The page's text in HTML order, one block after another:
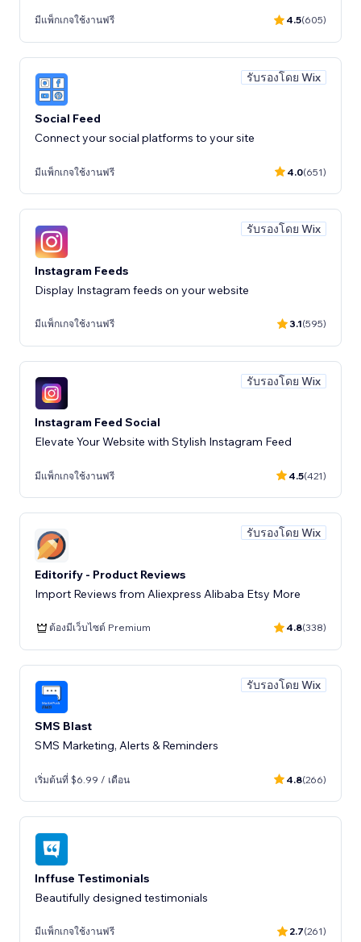
มีแพ็กเกจใช้งานฟรี 4.5(605)
รับรองโดย Wix
Social Feed
Connect your social platforms to your site
มีแพ็กเกจใช้งานฟรี 4.0(651)
รับรองโดย Wix
Instagram Feeds
Display Instagram feeds on your website
มีแพ็กเกจใช้งานฟรี 3.1(595)
รับรองโดย Wix
Instagram Feed Social
Elevate Your Website with Stylish Instagram Feed
มีแพ็กเกจใช้งานฟรี 4.5(421)
รับรองโดย Wix
Editorify ‑ Product Reviews
Import Reviews from Aliexpress Alibaba Etsy More
ต้องมีเว็บไซต์ Premium 4.8(338)
รับรองโดย Wix
SMS Blast
SMS Marketing, Alerts & Reminders
เริ่มต้นที่ $6.99 / เดือน 4.8(266)
Inffuse Testimonials
Beautifully designed testimonials
มีแพ็กเกจใช้งานฟรี 2.7(261)